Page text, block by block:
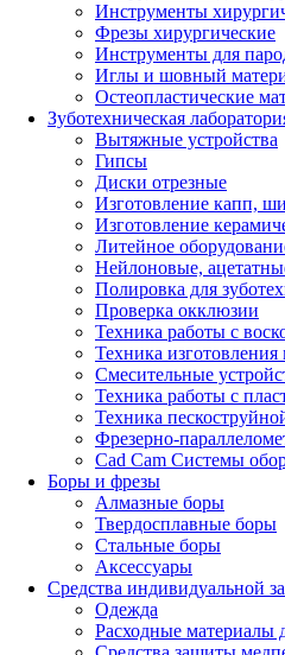
Инструменты
Фрезы хирургические
Инструменты для
Иглы и шовный
Остеопластические
Зуботехническая
Вытяжные устройства
Гипсы
Диски отрезные
Изготовление капп,
Изготовление
Литейное
Нейлоновые,
Полировка для
Проверка окклюзии
Техника работы с
Техника изготовления
Смесительные
Техника работы с
Техника
Фрезерно-
Cad Cam Системы
Боры и фрезы
Алмазные боры
Твердосплавные боры
Стальные боры
Аксессуары
Средства индивидуальной
Одежда
Расходные материалы